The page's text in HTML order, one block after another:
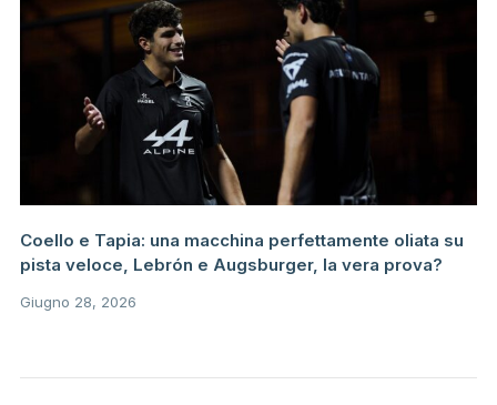
Coello e Tapia: una macchina perfettamente oliata su
pista veloce, Lebrón e Augsburger, la vera prova?
Giugno 28, 2026